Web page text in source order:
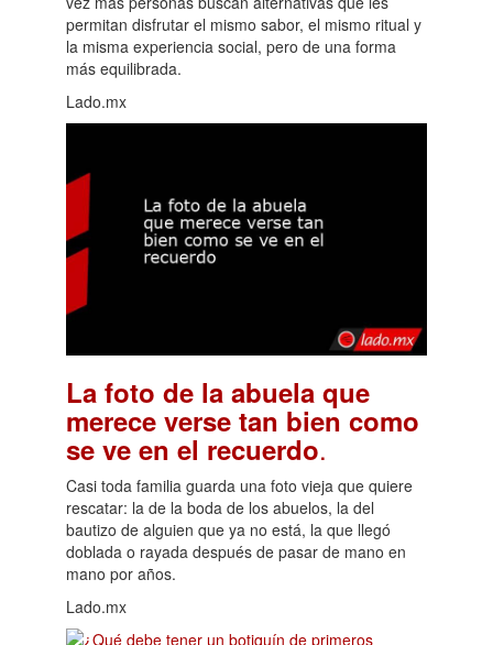
permitan disfrutar el mismo sabor, el mismo ritual y
la misma experiencia social, pero de una forma
más equilibrada.
Lado.mx
La foto de la abuela que
merece verse tan bien como
se ve en el recuerdo.
Casi toda familia guarda una foto vieja que quiere
rescatar: la de la boda de los abuelos, la del
bautizo de alguien que ya no está, la que llegó
doblada o rayada después de pasar de mano en
mano por años.
Lado.mx